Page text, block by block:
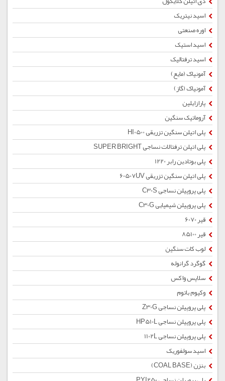
اسید نیتریک
اوره صنعتی
اسید استیک
اسید ترفتالیک
آمونیاک (مایع)
آمونیاک (گاز)
پارازایلین
آروماتیک سنگین
پلی اتیلن سنگین تزریقی HI0500
پلی اتیلن ترفتالات نساجی SUPER BRIGHT
پلی بوتادین رابر 1220
پلی اتیلن سنگین تزریقی 60507UV
پلی پروپیلن نساجی C30S
پلی پروپیلن شیمیایی C30G
قیر 6070
قیر 85100
لوب کات سنگین
گوگرد گرانوله
سلاپس واکس
وکیوم باتوم
پلی پروپیلن نساجی Z30G
پلی پروپیلن نساجی HP510L
پلی پروپیلن نساجی 1102L
اسید سولفوریک
بنزن (COAL BASE)